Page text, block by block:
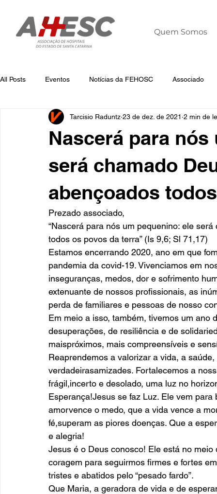
Quem Somos
All Posts Eventos Notícias da FEHOSC Associado
Notícias da AHESC Liderança Dia
Nascerá para
será chamado
abençoados
Tarcisio Raduntz 23 de dez. de 2021 2 min de
Prezado associado,
“Nascerá para nós um pequenino: ele
todos os povos da terra” (Is 9,6; Sl 71,17)
Estamos encerrando 2020, ano em que
pandemia da covid-19. Vivenciamos em
inseguranças, medos, dor e sofrimento
extenuante de nossos profissionais, as
perda de familiares e pessoas de nosso
Em meio a isso, também, tivemos um
desuperações, de resiliência e de
maispróximos, mais compreensíveis e
Reaprendemos a valorizar a vida, a
verdadeirasamizades. Fortalecemos a
frágil,incerto e desolado, uma luz no
Esperança!Jesus se faz Luz. Ele vem
amorvence o medo, que a vida vence a
fé,superam as piores doenças. Que a
e alegria!
Jesus é o Deus conosco! Ele está no
coragem para seguirmos firmes e fortes
tristes e abatidos pelo “pesado fardo”.
Que Maria, a geradora de vida e de